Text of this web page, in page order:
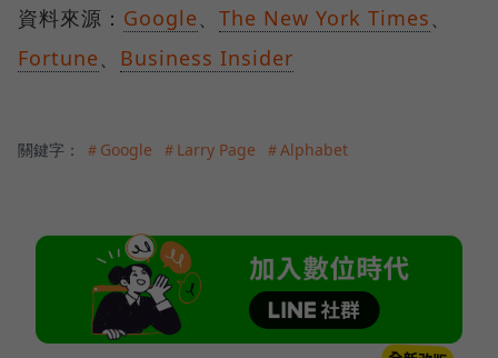
資料來源： Google、 The New York Times、
Fortune、 Business Insider
關鍵字： ＃Google ＃Larry Page ＃Alphabet